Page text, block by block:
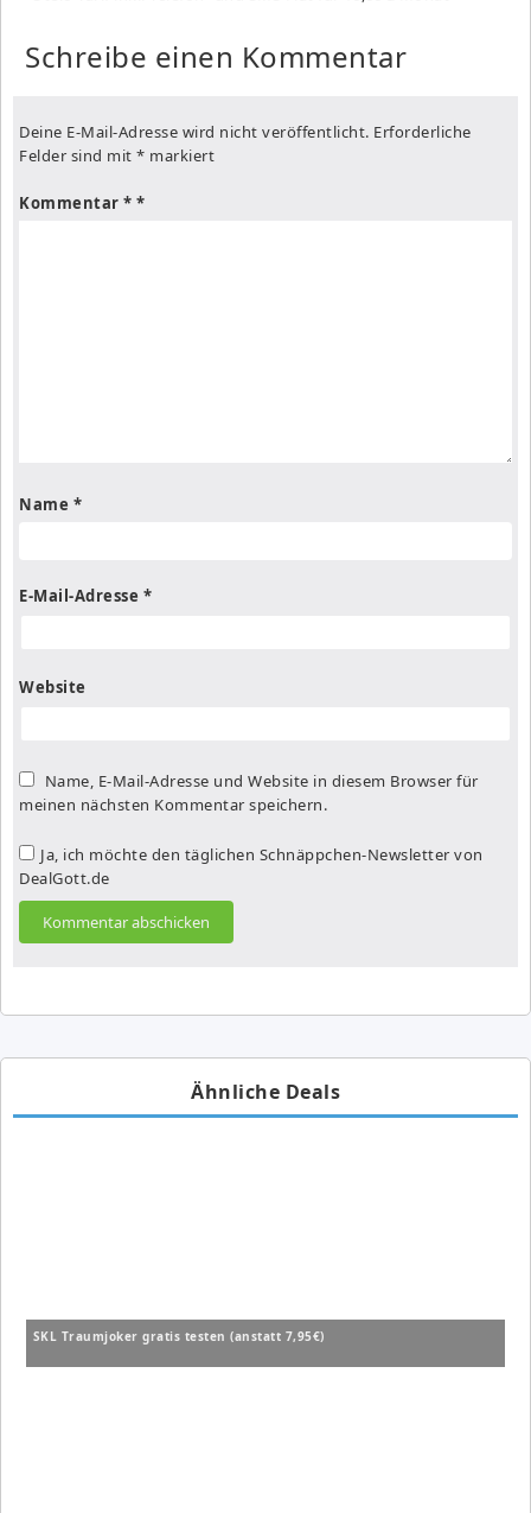
Schreibe einen Kommentar
Deine E-Mail-Adresse wird nicht veröffentlicht. Erforderliche
Felder sind mit * markiert
Kommentar *
Name *
E-Mail-Adresse *
Website
Name, E-Mail-Adresse und Website in diesem Browser für
meinen nächsten Kommentar speichern.
Ja, ich möchte den täglichen Schnäppchen-Newsletter von
DealGott.de
Ähnliche Deals
SKL Traumjoker gratis testen (anstatt 7,95€)